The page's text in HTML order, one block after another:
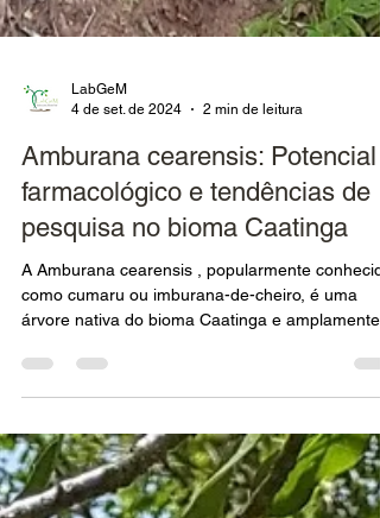
LabGeM
4 de set. de 2024
2 min de leitura
Amburana cearensis: Potencial
farmacológico e tendências de
pesquisa no bioma Caatinga
A Amburana cearensis , popularmente
árvore nativa do bioma Caatinga e